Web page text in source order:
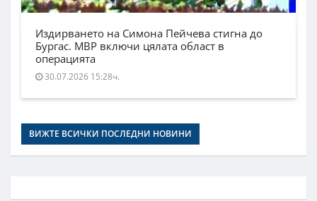
Издирването на Симона Пейчева стигна до
Бургас. МВР включи цялата област в
операцията
30.07.2026 15:28ч.
ВИЖТЕ ВСИЧКИ ПОСЛЕДНИ НОВИНИ